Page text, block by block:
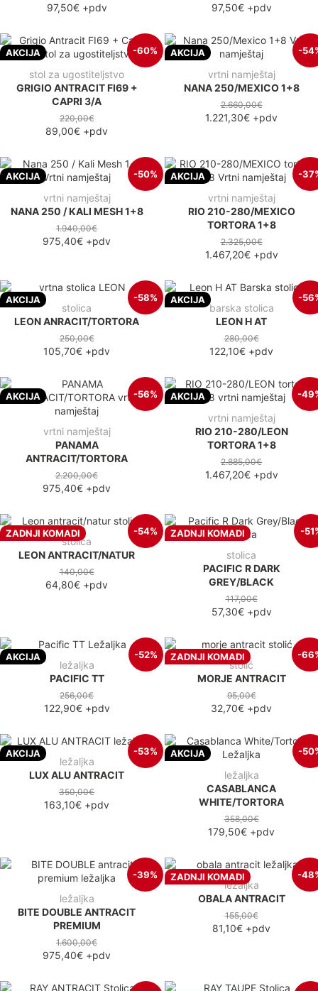
97,50€+pdv 97,50€+pdv
AKCIJA -60%
stol za ugostiteljstvo
GRIGIO ANTRACIT FI69 +
CAPRI 3/A
220,00€
89,00€ +pdv
AKCIJA -
vrtni namještaj
NANA 250/MEXICO 1+8
2.660,00€
1.221,30€ +pdv
AKCIJA -50%
vrtni namještaj
NANA 250 / KALI MESH 1+8
1.940,00€
975,40€ +pdv
AKCIJA -
vrtni namještaj
RIO 210-280/MEXICO
TORTORA 1+8
2.325,00€
1.467,20€+pdv
AKCIJA -58%
stolica
LEON ANRACIT/TORTORA
250,00€
105,70€ +pdv
AKCIJA -
barska stolica
LEON H AT
280,00€
122,10€ +pdv
AKCIJA -56%
vrtni namještaj
PANAMA
ANTRACIT/TORTORA
2.200,00€
975,40€ +pdv
AKCIJA -
vrtni namještaj
RIO 210-280/LEON
TORTORA 1+8
2.885,00€
1.467,20€+pdv
ZADNJI KOMADI -54%
stolica
LEON ANTRACIT/NATUR
140,00€
64,80€ +pdv
ZADNJI KOMADI -
stolica
PACIFIC R DARK
GREY/BLACK
117,00€
57,30€+pdv
AKCIJA -52%
ležaljka
PACIFIC TT
256,00€
122,90€+pdv
ZADNJI KOMADI -
stolić
MORJE ANTRACIT
95,00€
32,70€ +pdv
AKCIJA -53%
ležaljka
LUX ALU ANTRACIT
350,00€
163,10€ +pdv
AKCIJA -
ležaljka
CASABLANCA
WHITE/TORTORA
358,00€
179,50€ +pdv
-39%
ležaljka
BITE DOUBLE ANTRACIT
PREMIUM
1.600,00€
975,40€ +pdv
ZADNJI KOMADI -
ležaljka
OBALA ANTRACIT
155,00€
81,10€ +pdv